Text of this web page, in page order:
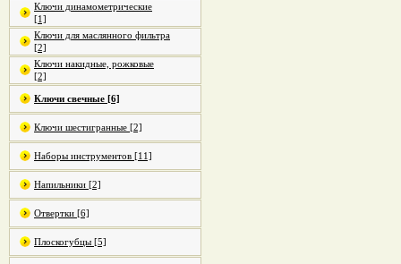
Ключи динамометрические
[1]
Ключи для маслянного фильтра
[2]
Ключи накидные, рожковые
[2]
Ключи свечные [6]
Ключи шестигранные [2]
Наборы инструментов [11]
Напильники [2]
Отвертки [6]
Плоскогубцы [5]